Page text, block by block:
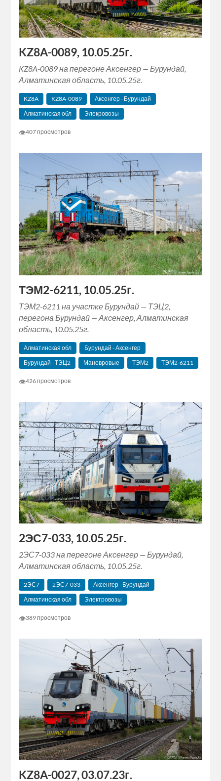
KZ8A-0089, 10.05.25г.
KZ8A-0089 на перегоне Аксенгер — Бурундай,
Алматинская область, 10.05.25г.
KZ8A KZ8A-0089
Аксенгер - Бурундай
Алматинская обл
Элекровозы
👁407 просмотров
ТЭМ2-6211, 10.05.25г.
ТЭМ2-6211 на участке Бурундай — ТЭЦ2,
перегона Бурундай — Аксенгер, Алматинская
область, 10.05.25г.
Алматинская обл
Бурундай - Аксенгер
Бурундай - ТЭЦ2
Маневровые ТЭМ2 ТЭМ2-6211
👁426 просмотров
2ЭС7-033, 10.05.25г.
2ЭС7-033 на перегоне Аксенгер — Бурундай,
Алматинская область, 10.05.25г.
2ЭС7 2ЭС7-033
Аксенгер - Бурундай
Алматинская обл
Электровозы
👁389 просмотров
KZ8A-0027, 03.07.23г.